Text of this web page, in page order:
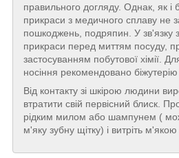
правильного догляду. Однак, як і
прикраси з медичного сплаву не
пошкоджень, подряпин. У зв'язку
прикраси перед миттям посуду,
застосуванням побутової хімії.
носіння рекомендовано
Від контакту зі шкірою людини
втратити свій первісний блиск.
рідким милом або шампунем (
м'яку зубну щітку) і витріть